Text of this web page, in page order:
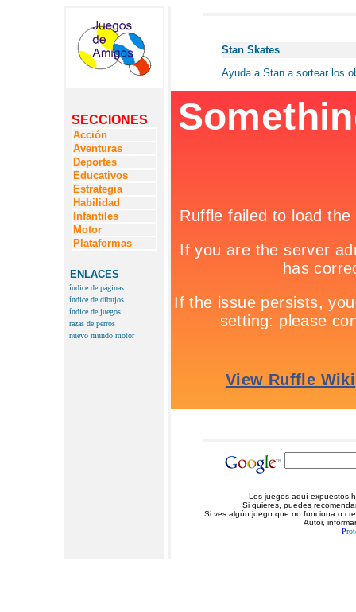
SECCIONES
Acción
Aventuras
Deportes
Educativos
Estrategia
Habilidad
Infantiles
Motor
Plataformas
ENLACES
índice de páginas
índice de dibujos
índice de juegos
razas de perros
nuevo mundo motor
Stan Skates
Ayuda a Stan a sortear los
Los juegos aquí expuestos
Si quieres, puedes
Si ves algún juego que no funciona o
Autor,
P